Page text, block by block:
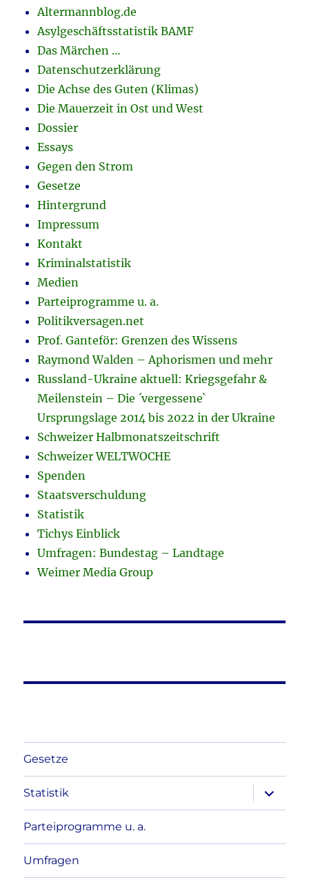
Altermannblog.de
Asylgeschäftsstatistik BAMF
Das Märchen …
Datenschutzerklärung
Die Achse des Guten (Klimas)
Die Mauerzeit in Ost und West
Dossier
Essays
Gegen den Strom
Gesetze
Hintergrund
Impressum
Kontakt
Kriminalstatistik
Medien
Parteiprogramme u. a.
Politikversagen.net
Prof. Ganteför: Grenzen des Wissens
Raymond Walden – Aphorismen und mehr
Russland-Ukraine aktuell: Kriegsgefahr &
Meilenstein – Die ´vergessene`
Ursprungslage 2014 bis 2022 in der Ukraine
Schweizer Halbmonatszeitschrift
Schweizer WELTWOCHE
Spenden
Staatsverschuldung
Statistik
Tichys Einblick
Umfragen: Bundestag – Landtage
Weimer Media Group
Gesetze
Statistik
anzeigen
Parteiprogramme u. a.
Umfragen